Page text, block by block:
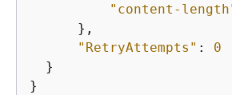
"content-
      },
"RetryAttempts" : 0
  }